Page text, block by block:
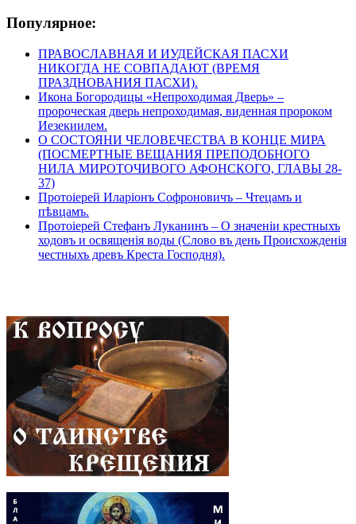
Популярное:
ПРАВОСЛАВНАЯ И ИУДЕЙСКАЯ ПАСХИ
НИКОГДА НЕ СОВПАДАЮТ (ВРЕМЯ
ПРАЗДНОВАНИЯ ПАСХИ).
Икона Богородицы «Непроходимая Дверь» –
пророческая дверь непроходимая, виденная пророком
Иезекиилем.
О СОСТОЯНИ ЧЕЛОВЕЧЕСТВА В КОНЦЕ МИРА
(ПОСМЕРТНЫЕ ВЕЩАНИЯ ПРЕПОДОБНОГО
НИЛА МИРОТОЧИВОГО АФОНСКОГО, ГЛАВЫ 28-
37)
Протоіерей Иларіонъ Софроновичъ – Чтецамъ и
пѣвцамъ.
Протоіерей Стефанъ Луканинъ – О значеніи крестныхъ
ходовъ и освященія воды (Слово въ день Происхожденія
честныхъ древъ Креста Господня).